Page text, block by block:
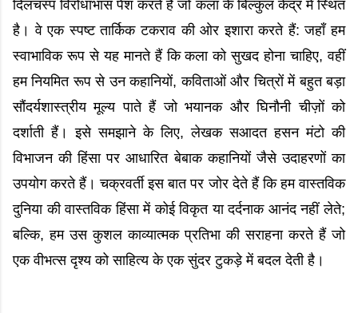
दिलचस्प विरोधाभास पेश करते हैं जो कला के बिल्कुल केंद्र में स्थित
है। वे एक स्पष्ट तार्किक टकराव की ओर इशारा करते हैं: जहाँ हम
स्वाभाविक रूप से यह मानते हैं कि कला को सुखद होना चाहिए, वहीं
हम नियमित रूप से उन कहानियों, कविताओं और चित्रों में बहुत बड़ा
सौंदर्यशास्त्रीय मूल्य पाते हैं जो भयानक और घिनौनी चीज़ों को
दर्शाती हैं। इसे समझाने के लिए, लेखक सआदत हसन मंटो की
विभाजन की हिंसा पर आधारित बेबाक कहानियों जैसे उदाहरणों का
उपयोग करते हैं। चक्रवर्ती इस बात पर जोर देते हैं कि हम वास्तविक
दुनिया की वास्तविक हिंसा में कोई विकृत या दर्दनाक आनंद नहीं लेते;
बल्कि, हम उस कुशल काव्यात्मक प्रतिभा की सराहना करते हैं जो
एक वीभत्स दृश्य को साहित्य के एक सुंदर टुकड़े में बदल देती है।